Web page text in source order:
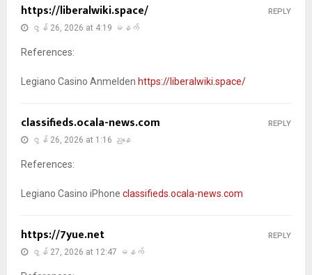
https://liberalwiki.space/
ဇွန် 26, 2026 at 4:19 မနက်
References:
Legiano Casino Anmelden https://liberalwiki.space/
REPLY
classifieds.ocala-news.com
ဇွန် 26, 2026 at 1:16 ညနေ
References:
Legiano Casino iPhone classifieds.ocala-news.com
REPLY
https://7yue.net
ဇွန် 27, 2026 at 12:47 မနက်
REPLY